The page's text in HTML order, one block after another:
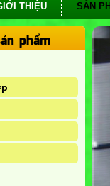
THIỆU SẢN
phẩm